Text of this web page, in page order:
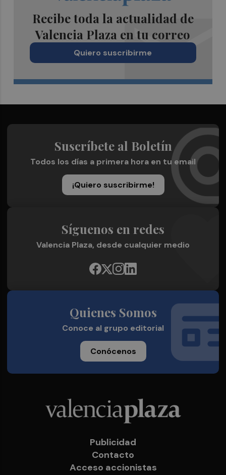
Recibe toda la actualidad de
Valencia Plaza en tu correo
Quiero suscribirme
Suscríbete al Boletín
Todos los días a primera hora en tu email
¡Quiero suscribirme!
Síguenos en redes
Valencia Plaza, desde cualquier medio
Quienes Somos
Conoce al grupo editorial
Conócenos
Publicidad
Contacto
Acceso accionistas